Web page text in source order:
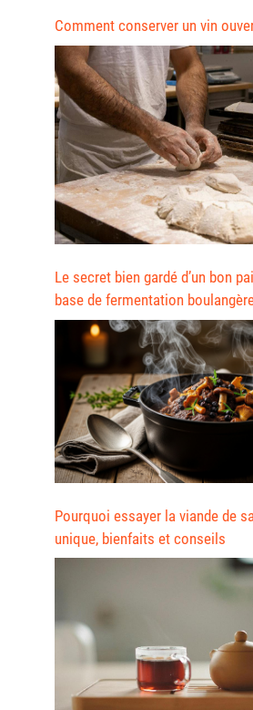
Comment conserver un vin
Le secret bien gardé d’un bon
base de fermentation
Pourquoi essayer la viande de
unique, bienfaits et conseils